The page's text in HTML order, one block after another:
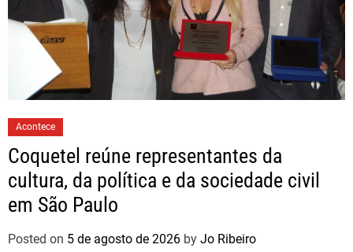
Acontece
Coquetel reúne representantes da
cultura, da política e da sociedade civil
em São Paulo
Posted on 5 de agosto de 2026 by Jo Ribeiro